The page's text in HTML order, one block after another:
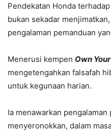
Pendekatan Honda
bukan sekadar
pengalaman pemanduan
Menerusi kempen Own
mengetengahkan falsafah
untuk kegunaan harian.
Ia menawarkan pengalaman
menyeronokkan, dalam